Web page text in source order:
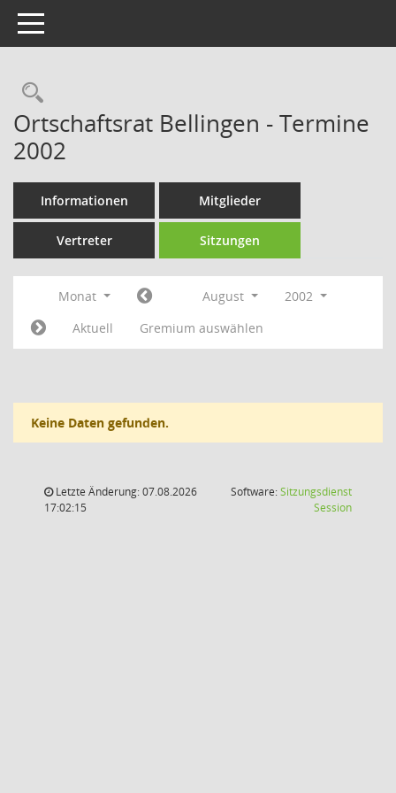
Toggle navigation
Rechercheauswahl
Ortschaftsrat Bellingen - Termine
2002
Informationen Mitglieder
Vertreter Sitzungen
Monat August
2002
Aktuell
Gremium auswählen
Keine Daten gefunden.
Letzte Änderung: 07.08.2026
17:02:15
Software:Sitzungsdienst
Session(Wird in